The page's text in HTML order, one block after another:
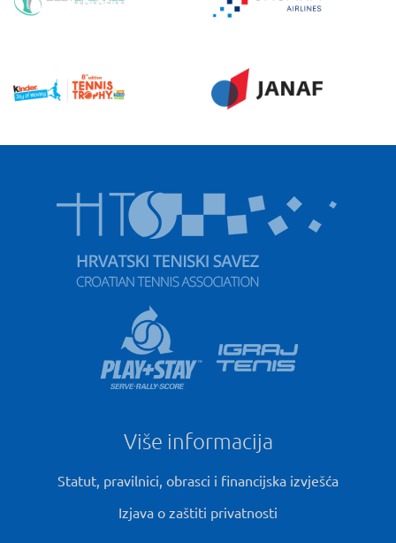
Više informacija
Statut, pravilnici, obrasci i financijska izvješća
Izjava o zaštiti privatnosti